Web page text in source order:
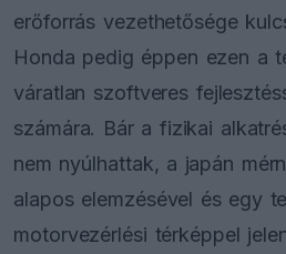
erőforrás vezethetősége
Honda pedig éppen ezen a
váratlan szoftveres
számára. Bár a fizikai
nem nyúlhattak, a japán
alapos elemzésével és egy
motorvezérlési térképpel